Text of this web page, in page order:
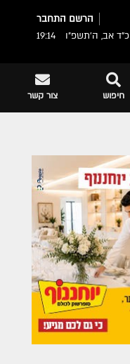
הרשם התחבר
כ"ד אב, ה׳תשפ״ו
19:14
צור קשר חיפוש